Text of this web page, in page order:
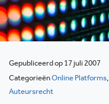
Gepubliceerd op 17 juli 2007
CategorieënOnline Platforms,
Auteursrecht